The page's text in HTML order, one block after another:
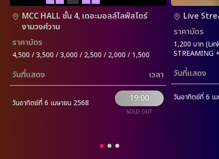
MCC HALL ชั้น 4, เดอะมอลล์ไลฟ์สโตร์
งามวงศ์วาน
ราคาบัตร
4,500 / 3,500 / 3,000 / 2,500 / 2,000 / 1,500
วันที่แสดง เวลา
วันอาทิตย์ที่ 6 เมษายน 2568 19:00
SOLD OUT
Live
ราคาบัตร
1,200 บาท
STREAMING
วันที่แสดง
วันอาทิตย์ที่ 6 เ